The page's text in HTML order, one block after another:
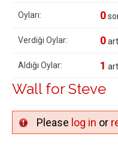
Oyları: 0
Verdiği Oylar: 0
Aldığı Oylar: 1
Wall for Steve
Please log in or